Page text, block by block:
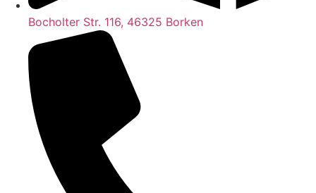
Bocholter Str. 116, 46325 Borken